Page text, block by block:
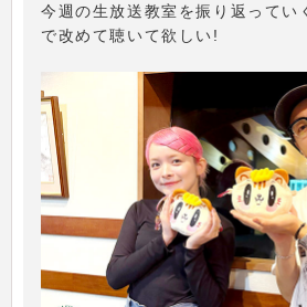
今週の生放送教室を振り返って
で改めて聴いて欲しい!